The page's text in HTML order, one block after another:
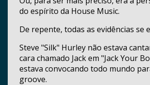
do espírito da House Music.
De repente, todas as evidências se
Steve "Silk" Hurley não estava
cara chamado Jack em "Jack Your
estava convocando todo mundo
groove.